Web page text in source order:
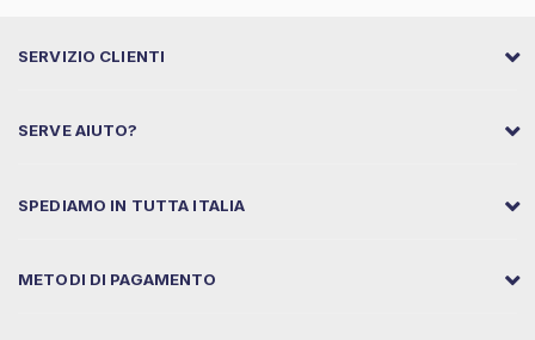
SERVIZIO CLIENTI
SERVE AIUTO?
SPEDIAMO IN TUTTA ITALIA
METODI DI PAGAMENTO